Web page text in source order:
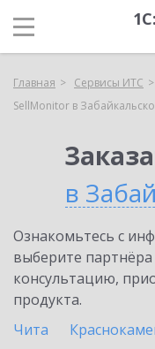
Главная Сервисы ИТС
SellMonitor в
в
Ознакомьтесь с
выберите
консультацию,
продукта.
Чита